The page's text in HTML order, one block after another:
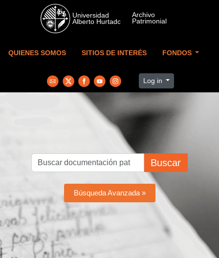
Skip to main content
QUIENES SOMOS SITIOS DE INTERÉS FONDOS
Log in
Buscar
Búsqueda Avanzada »